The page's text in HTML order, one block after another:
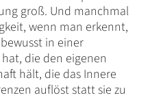
groß. Und manchmal
wenn man erkennt,
in einer
die den eigenen
hält, die das Innere
auflöst statt sie zu